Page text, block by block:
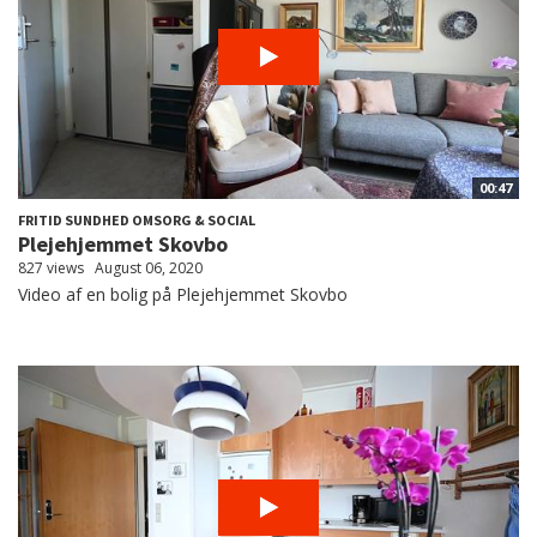
00:47
FRITID SUNDHED OMSORG & SOCIAL
Plejehjemmet Skovbo
827 views August 06, 2020
Video af en bolig på Plejehjemmet Skovbo